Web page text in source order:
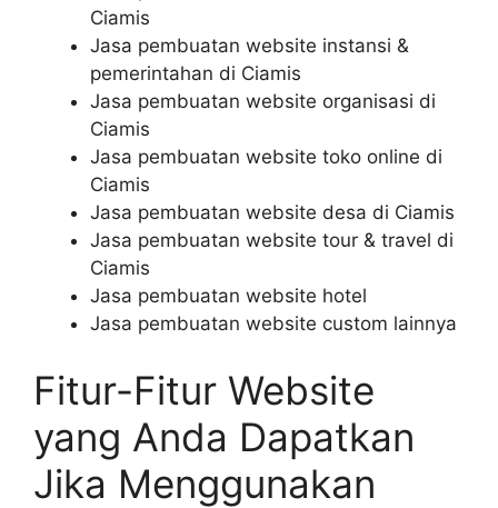
Ciamis
Jasa pembuatan website instansi &
pemerintahan di Ciamis
Jasa pembuatan website organisasi di
Ciamis
Jasa pembuatan website toko online di
Ciamis
Jasa pembuatan website desa di Ciamis
Jasa pembuatan website tour & travel di
Ciamis
Jasa pembuatan website hotel
Jasa pembuatan website custom lainnya
Fitur-Fitur Website
yang Anda Dapatkan
Jika Menggunakan